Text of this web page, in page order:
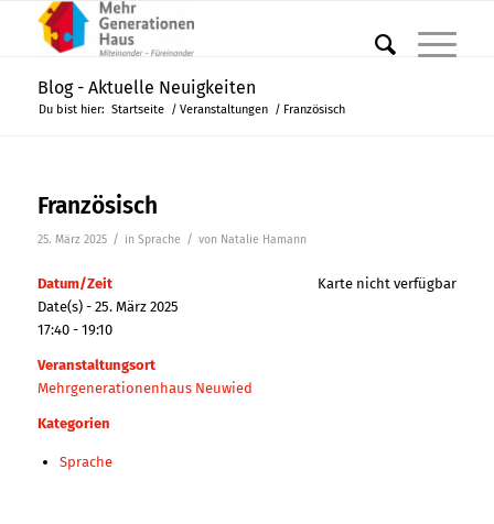
Blog - Aktuelle Neuigkeiten
Du bist hier: Startseite / Veranstaltungen / Französisch
Französisch
25. März 2025 / in Sprache / von Natalie Hamann
Karte nicht verfügbar
Datum/Zeit
Date(s) - 25. März 2025
17:40 - 19:10
Veranstaltungsort
Mehrgenerationenhaus Neuwied
Kategorien
Sprache